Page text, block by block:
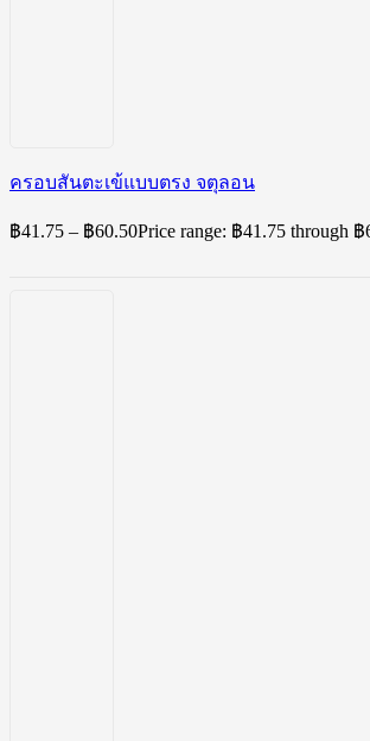
ครอบสันตะเข้แบบตรง จตุลอน
฿41.75 – ฿60.50Price range: ฿41.75 through ฿